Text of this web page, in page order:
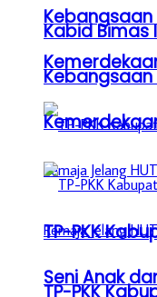
Kebangsaan
TP-PKK
Seni Anak
Kabid Bimas
Kebangsaan
TP-PKK